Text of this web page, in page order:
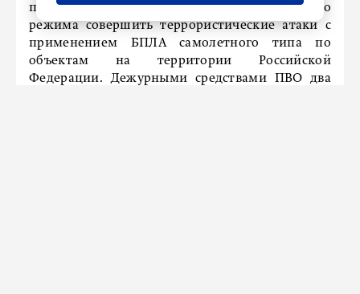
пресечены очередные попытки киевского
режима совершить террористические атаки c
применением БПЛА самолетного типа по
объектам на территории Российской
Федерации. Дежурными средствами ПВО два